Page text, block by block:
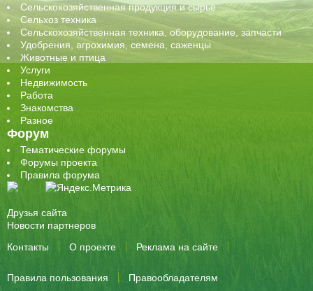
Сельскохозяйственная продукция и сырье
Сельхоз техника
Сельскохозяйственная техника, оборудование, запчасти
Удобрения, агрохимия, семена, саженцы
Животные и птица
Услуги
Недвижимость
Работа
Знакомства
Разное
Форум
Тематические форумы
Форумы проекта
Правила форума
Друзья сайта
Новости партнеров
Контакты
О проекте Реклама на сайте
Правила пользования Правообладателям